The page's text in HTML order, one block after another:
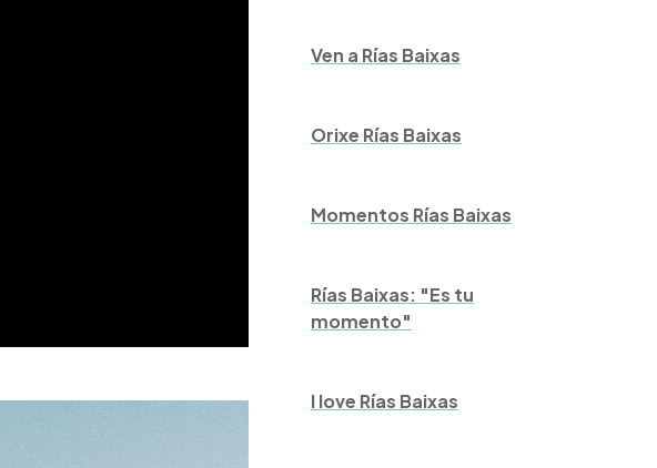
Ven a Rías Baixas
Orixe Rías Baixas
Momentos Rías Baixas
Rías Baixas: "Es tu
momento"
I love Rías Baixas